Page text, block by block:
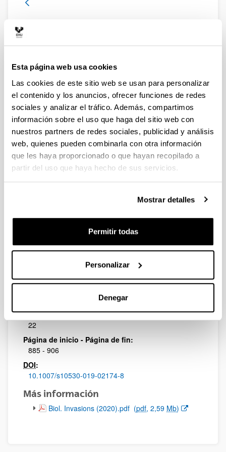
Esta página web usa cookies
Las cookies de este sitio web se usan para personalizar
el contenido y los anuncios, ofrecer funciones de redes
sociales y analizar el tráfico. Además, compartimos
información sobre el uso que haga del sitio web con
nuestros partners de redes sociales, publicidad y análisis
web, quienes pueden combinarla con otra información
que les haya proporcionado o que hayan recopilado a
partir del uso que haya hecho de sus servicios.
Mostrar detalles
Permitir todas
Personalizar
Denegar
WGEUROBUS – Working Group
copepod Pseudodiaptomus
Autoría:
Uttieri, M., Aguzzi, L., Aiese Cigliano, R., Amato, A.,
Bojani, N., Brunetta, M., Camatti, E., Carotenuto, Y.,
Damjanovi, T., Delpy F., De Olazabal, A., Di Capua I.,
Falcão, J., Fernández de Puelles, M. L., Foti, G.,
Garbazey, O., Goruppi, A., Gubanova, A., Hubareva,
E., Iriarte, A., Khanaychenko, A., Lu, I. D., Marques, S.
C., Mazzocchi, M. G., Miku, J., Minutoli, R., Pagano,
Wootton, M., Zagami, G., Zervoudaki, S.
Biological Invasions
Factor de impacto:
Volumen:
22
Página de inicio - Página de fin:
885 - 906
DOI:
10.1007/s10530-019-02174-8
Más información
(Abre una nueva ventana)
Biol. Invasions (2020).pdf (pdf, 2,59 Mb)